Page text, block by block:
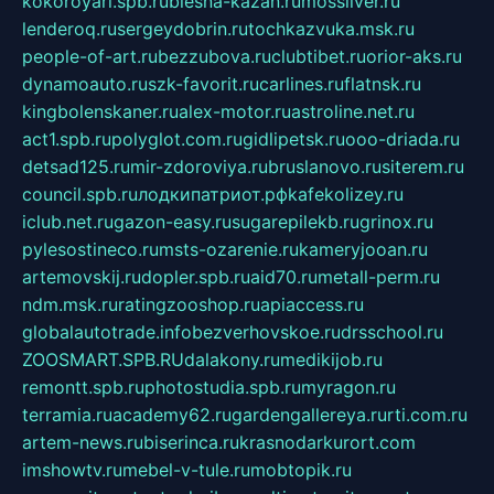
lenderoq.rusergeydobrin.rutochkazvuka.msk.ru
people-of-art.rubezzubova.ruclubtibet.ruorior-aks.ru
dynamoauto.ruszk-favorit.rucarlines.ruflatnsk.ru
kingbolenskaner.rualex-motor.ruastroline.net.ru
act1.spb.rupolyglot.com.rugidlipetsk.ruooo-driada.ru
detsad125.rumir-zdoroviya.rubruslanovo.rusiterem.ru
council.spb.ruлодкипатриот.рфkafekolizey.ru
iclub.net.rugazon-easy.rusugarepilekb.rugrinox.ru
pylesostineco.rumsts-ozarenie.rukameryjooan.ru
artemovskij.rudopler.spb.ruaid70.rumetall-perm.ru
ndm.msk.ruratingzooshop.ruapiaccess.ru
globalautotrade.infobezverhovskoe.rudrsschool.ru
ZOOSMART.SPB.RUdalakony.rumedikijob.ru
remontt.spb.ruphotostudia.spb.rumyragon.ru
terramia.ruacademy62.rugardengallereya.rurti.com.ru
artem-news.rubiserinca.rukrasnodarkurort.com
imshowtv.rumebel-v-tule.rumobtopik.ru